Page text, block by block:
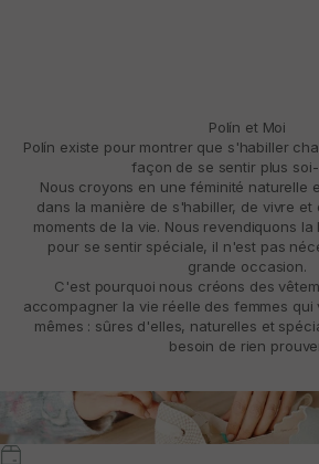
Polín et Moi
Polín existe pour montrer que s'habiller
façon de se sentir plus soi-
Nous croyons en une féminité naturelle
dans la manière de s'habiller, de vivre
moments de la vie. Nous revendiquons
pour se sentir spéciale, il n'est pas
grande occasion.
C'est pourquoi nous créons des
accompagner la vie réelle des femmes
mêmes : sûres d'elles, naturelles et
besoin de rien